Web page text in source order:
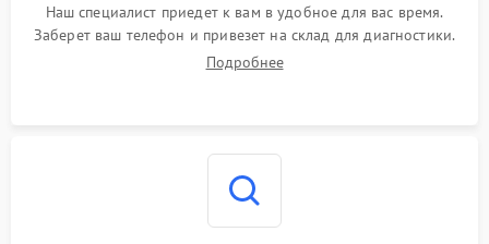
Наш специалист приедет к вам в удобное для вас время.
Заберет ваш телефон и привезет на склад для диагностики.
Подробнее